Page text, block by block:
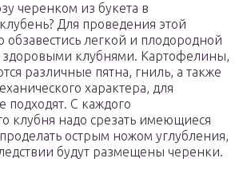
черенком из букета в
Для проведения этой
обзавестись легкой и плодородной
здоровыми клубнями. Картофелины,
различные пятна, гниль, а также
характера, для
подходят. С каждого
клубня надо срезать имеющиеся
острым ножом углубления,
будут размещены черенки.